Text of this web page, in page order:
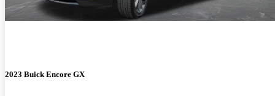
2023 Buick Encore GX